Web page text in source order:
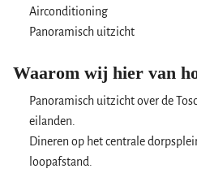
Airconditioning
Panoramisch uitzicht
Waarom wij hier van
Panoramisch uitzicht over de
eilanden.
Dineren op het centrale
loopafstand.